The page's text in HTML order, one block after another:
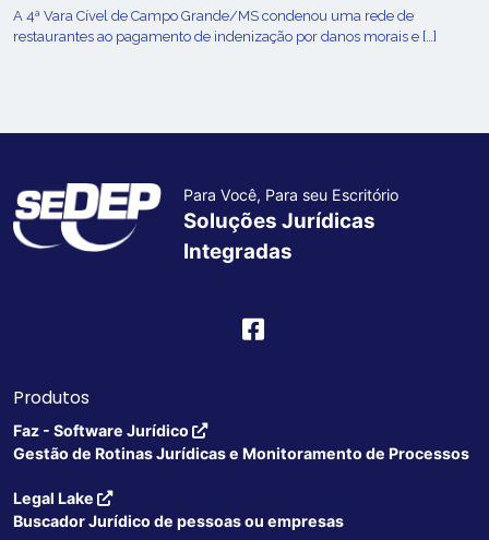
A 4ª Vara Cível de Campo Grande/MS condenou uma rede de
restaurantes ao pagamento de indenização por danos morais e […]
Para Você, Para seu Escritório
Soluções Jurídicas
Integradas
Produtos
Faz - Software Jurídico
Gestão de Rotinas Jurídicas e Monitoramento de Processos
Legal Lake
Buscador Jurídico de pessoas ou empresas